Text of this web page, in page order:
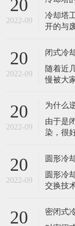
20
2022-09
冷却塔
开的与
选用挡
除，通
喷雾区
气口开
溅偏转
20
2022-09
随着近
慢被大
可以根
风筒式
风式和
常见的
20
2022-09
由于是
染，很
掉喷淋
乏，近
力电子
么经长
20
2022-09
圆形冷
交换技
维护管
波片，
20